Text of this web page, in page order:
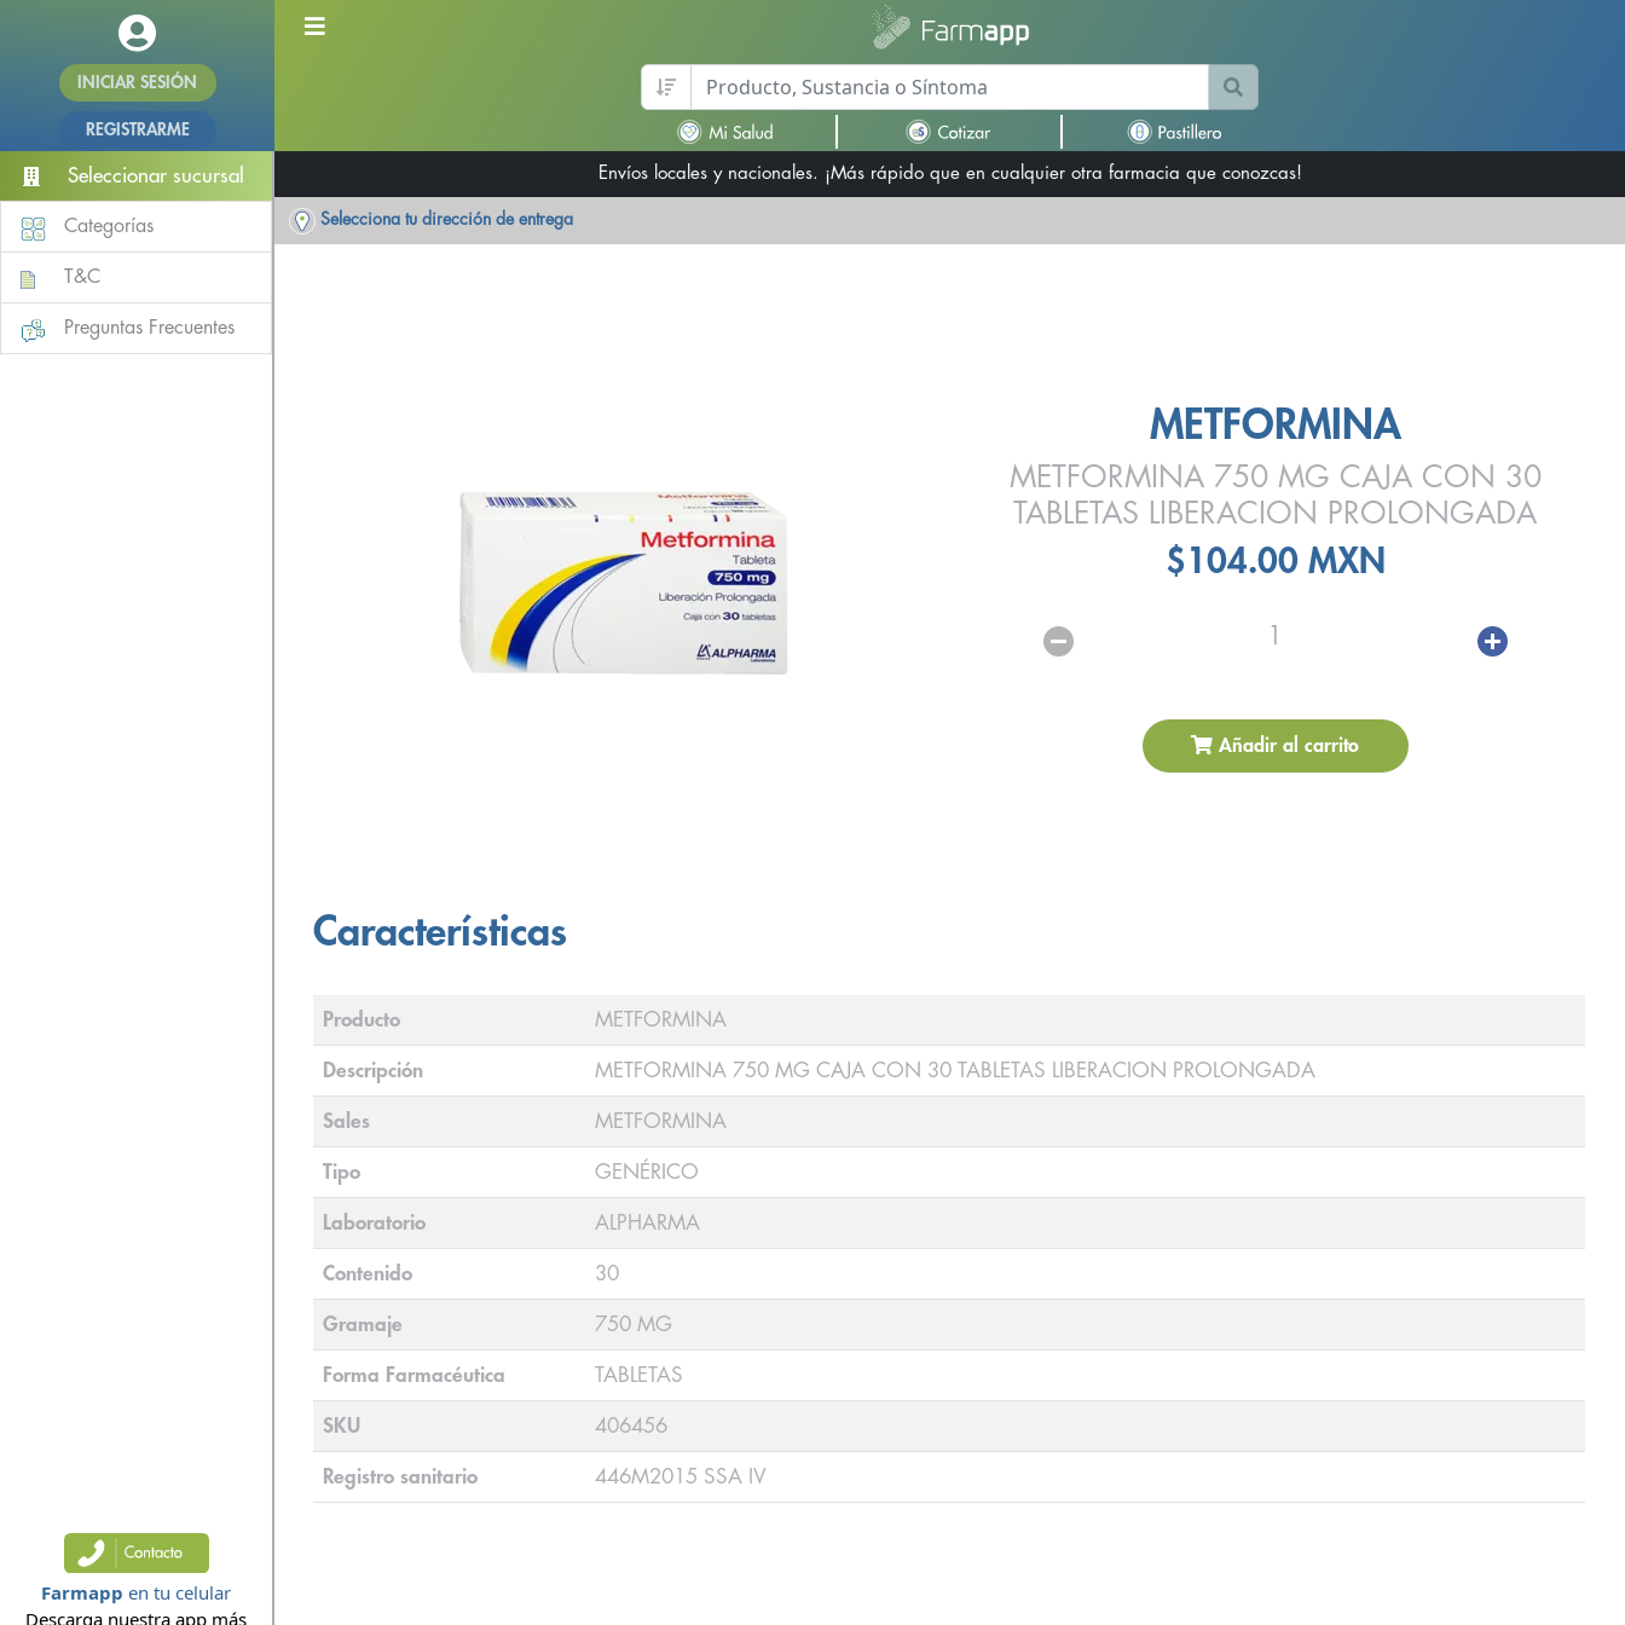
INICIAR SESIÓN
REGISTRARME
Seleccionar sucursal
Categorías
T&C
Preguntas Frecuentes
Farmapp en tu celular
Descarga nuestra app más
Envíos locales y nacionales. ¡Más rápido que en cualquier otra farmacia que conozcas!
Selecciona tu dirección de entrega
METFORMINA
METFORMINA 750 MG CAJA CON 30
TABLETAS LIBERACION PROLONGADA
$104.00 MXN
1
Añadir al carrito
Características
Producto METFORMINA
Descripción METFORMINA 750 MG CAJA CON 30 TABLETAS LIBERACION PROLONGADA
Sales METFORMINA
Tipo GENÉRICO
Laboratorio ALPHARMA
Contenido 30
Gramaje 750 MG
Forma Farmacéutica TABLETAS
SKU 406456
Registro sanitario 446M2015 SSA IV